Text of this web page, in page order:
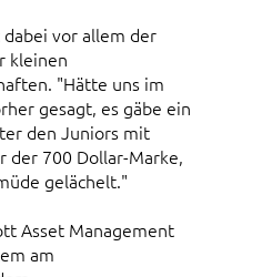
vor allem der
kleinen
"Hätte uns im
gesagt, es gäbe ein
den Juniors mit
der 700 Dollar-Marke,
gelächelt."
Asset Management
am